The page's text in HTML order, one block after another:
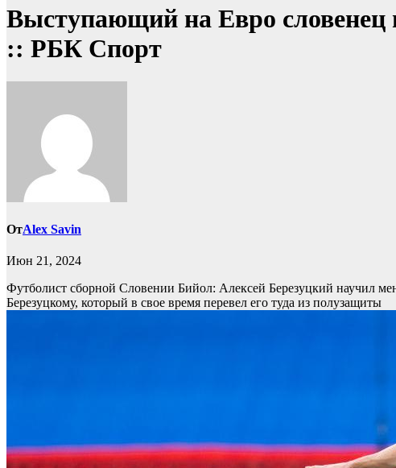
Выступающий на Евро словенец
:: РБК Спорт
ОтAlex Savin
Июн 21, 2024
Футболист сборной Словении Бийол: Алексей Березуцкий научил
Березуцкому, который в свое время перевел его туда из полузащиты